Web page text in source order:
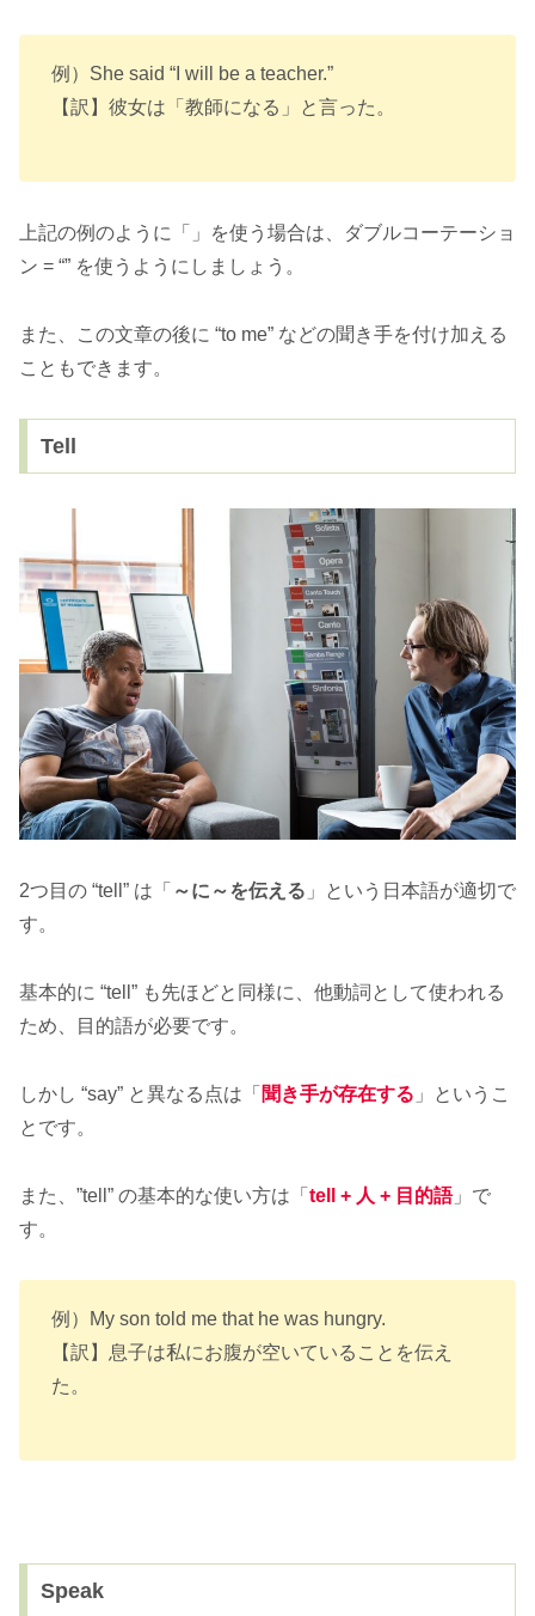
例）She said “I will be a teacher.”
【訳】彼女は「教師になる」と言った。
上記の例のように「」を使う場合は、ダブルコーテーショ
ン = “” を使うようにしましょう。
また、この文章の後に “to me” などの聞き手を付け加える
こともできます。
Tell
2つ目の “tell” は「 ～に～を伝える 」という日本語が適切で
す。
基本的に “tell” も先ほどと同様に、他動詞として使われる
ため、目的語が必要です。
しかし “say” と異なる点は「 聞き手が存在する 」というこ
とです。
また、”tell” の基本的な使い方は「 tell + 人 + 目的語」で
す。
例）My son told me that he was hungry.
【訳】息子は私にお腹が空いていることを伝え
た。
Speak